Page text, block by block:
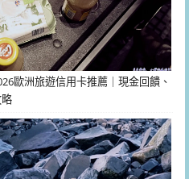
歐洲旅遊信用卡推薦｜現金回饋、